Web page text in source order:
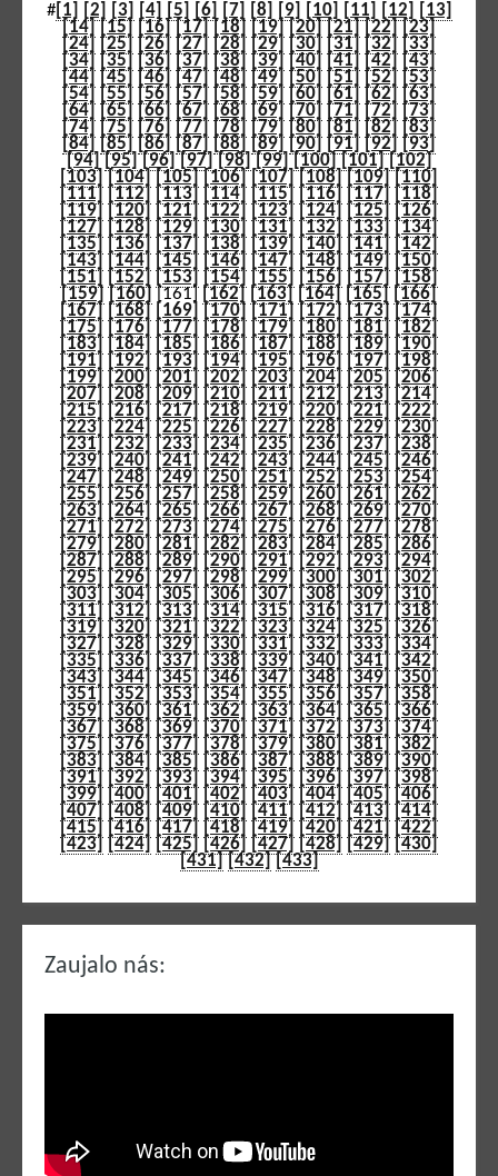
Zaujalo nás:
#[1] [2] [3] [4] [5] [6] [7] [8] [9] [10] [11] [12]
[13]
[14] [15] [16] [17] [18] [19] [20] [21] [22] [23]
[24] [25] [26] [27] [28] [29] [30] [31] [32] [33]
[34] [35] [36] [37] [38] [39] [40] [41] [42] [43]
[44] [45] [46] [47] [48] [49] [50] [51] [52] [53]
[54] [55] [56] [57] [58] [59] [60] [61] [62] [63]
[64] [65] [66] [67] [68] [69] [70] [71] [72] [73]
[74] [75] [76] [77] [78] [79] [80] [81] [82] [83]
[84] [85] [86] [87] [88] [89] [90] [91] [92] [93]
[94] [95] [96] [97] [98] [99] [100] [101] [102]
[103] [104] [105] [106] [107] [108] [109] [110]
[111] [112] [113] [114] [115] [116] [117] [118]
[119] [120] [121] [122] [123] [124] [125] [126]
[127] [128] [129] [130] [131] [132] [133] [134]
[135] [136] [137] [138] [139] [140] [141] [142]
[143] [144] [145] [146] [147] [148] [149] [150]
[151] [152] [153] [154] [155] [156] [157] [158]
[159] [160] [161] [162] [163] [164] [165] [166]
[167] [168] [169] [170] [171] [172] [173] [174]
[175] [176] [177] [178] [179] [180] [181] [182]
[183] [184] [185] [186] [187] [188] [189] [190]
[191] [192] [193] [194] [195] [196] [197] [198]
[199] [200] [201] [202] [203] [204] [205] [206]
[207] [208] [209] [210] [211] [212] [213] [214]
[215] [216] [217] [218] [219] [220] [221] [222]
[223] [224] [225] [226] [227] [228] [229] [230]
[231] [232] [233] [234] [235] [236] [237] [238]
[239] [240] [241] [242] [243] [244] [245] [246]
[247] [248] [249] [250] [251] [252] [253] [254]
[255] [256] [257] [258] [259] [260] [261] [262]
[263] [264] [265] [266] [267] [268] [269] [270]
[271] [272] [273] [274] [275] [276] [277] [278]
[279] [280] [281] [282] [283] [284] [285] [286]
[287] [288] [289] [290] [291] [292] [293] [294]
[295] [296] [297] [298] [299] [300] [301] [302]
[303] [304] [305] [306] [307] [308] [309] [310]
[311] [312] [313] [314] [315] [316] [317] [318]
[319] [320] [321] [322] [323] [324] [325] [326]
[327] [328] [329] [330] [331] [332] [333] [334]
[335] [336] [337] [338] [339] [340] [341] [342]
[343] [344] [345] [346] [347] [348] [349] [350]
[351] [352] [353] [354] [355] [356] [357] [358]
[359] [360] [361] [362] [363] [364] [365] [366]
[367] [368] [369] [370] [371] [372] [373] [374]
[375] [376] [377] [378] [379] [380] [381] [382]
[383] [384] [385] [386] [387] [388] [389] [390]
[391] [392] [393] [394] [395] [396] [397] [398]
[399] [400] [401] [402] [403] [404] [405] [406]
[407] [408] [409] [410] [411] [412] [413] [414]
[415] [416] [417] [418] [419] [420] [421] [422]
[423] [424] [425] [426] [427] [428] [429] [430]
[431] [432] [433]